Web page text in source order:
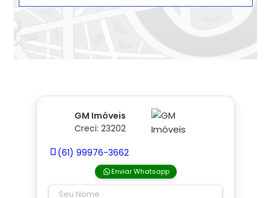
GM Imóveis
Creci: 23202
(61) 99976-3662
Enviar Whatsapp